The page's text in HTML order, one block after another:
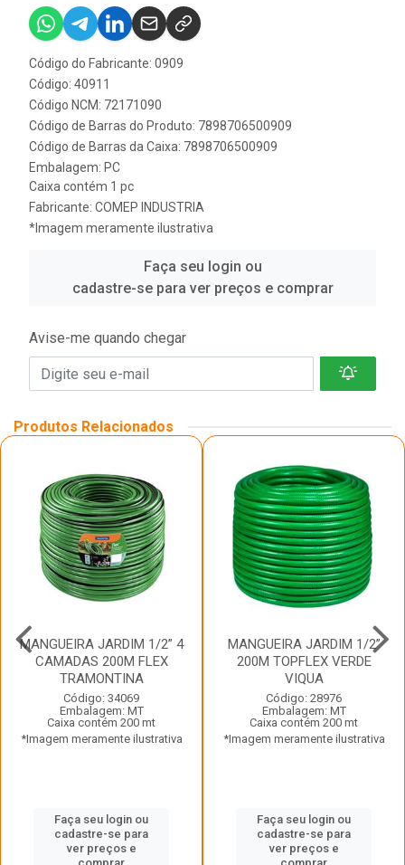
Código do Fabricante: 0909
Código: 40911
Código NCM: 72171090
Código de Barras do Produto: 7898706500909
Código de Barras da Caixa: 7898706500909
Embalagem: PC
Caixa contém 1 pc
Fabricante: COMEP INDUSTRIA
*Imagem meramente ilustrativa
Faça seu login ou
cadastre-se para ver preços e comprar
Avise-me quando chegar
Produtos Relacionados
MANGUEIRA JARDIM 1/2” 4
CAMADAS 200M FLEX
TRAMONTINA
Código: 34069
Embalagem: MT
Caixa contém 200 mt
*Imagem meramente ilustrativa
Faça seu login ou
cadastre-se para
ver preços e
MANGUEIRA JARDIM 1/2”
200M TOPFLEX VERDE
VIQUA
Código: 28976
Embalagem: MT
Caixa contém 200 mt
*Imagem meramente ilustrativa
Faça seu login ou
cadastre-se para
ver preços e